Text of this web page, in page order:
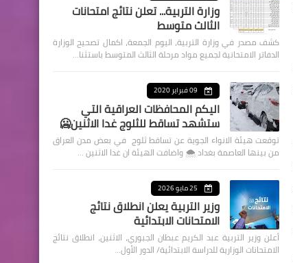
وزارة التربية... تعلن نتائج امتحانات
الثالث متوسط
كشف مصدر في وزارة التربية، اليوم الجمعة، اكمال تصحيح الوزارة
الدفاتر الامتحانية لجميع مواد مرحلة الثالث المتوسط باستثنا…
09 فبراير 2020
اليكم المحافظات العراقية التي
ستشهد تساقط للثلوج غدا الاثنين🥶
توقعت هيئة الانواء الجوية عن تساقط ثلوج في بعض مدن العراق
من بينها العاصمة بغداد ⁦🌨️⁩ واضافت الهيئة ان غدا الاثنين …
25 مايو 2026
وزير التربية يعلن انطلاق نتائج
الامتحانات الابتدائية
أعلن وزير التربية عبد الكريم عبطان الجبوري، الاثنين، انطلاق نتائج
الامتحانات الوزارية للدراسة الابتدائية/ الدور الأول…